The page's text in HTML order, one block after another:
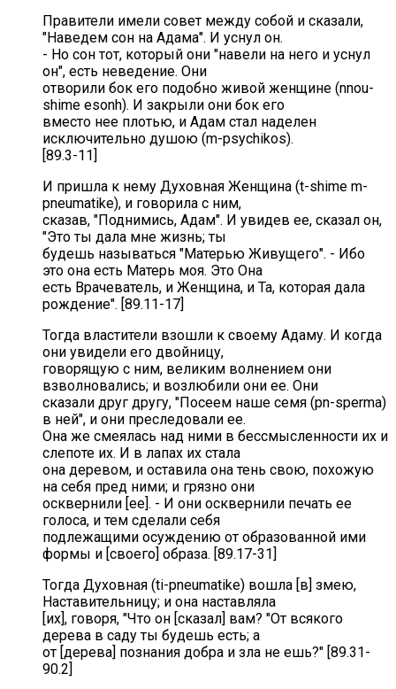
Правители имели совет между собой и сказали,
"Наведем сон на Адама". И уснул он.
- Но сон тот, который они "навели на него и уснул
он", есть неведение. Они
отворили бок его подобно живой женщине (nnou-
shime esonh). И закрыли они бок его
вместо нее плотью, и Адам стал наделен
исключительно душою (m-psychikos).
[89.3-11]
И пришла к нему Духовная Женщина (t-shime m-
pneumatike), и говорила с ним,
сказав, "Поднимись, Адам". И увидев ее, сказал он,
"Это ты дала мне жизнь; ты
будешь называться "Матерью Живущего". - Ибо
это она есть Матерь моя. Это Она
есть Врачеватель, и Женщина, и Та, которая дала
рождение". [89.11-17]
Тогда властители взошли к своему Адаму. И когда
они увидели его двойницу,
говорящую с ним, великим волнением они
взволновались; и возлюбили они ее. Они
сказали друг другу, "Посеем наше семя (pn-sperma)
в ней", и они преследовали ее.
Она же смеялась над ними в бессмысленности их и
слепоте их. И в лапах их стала
она деревом, и оставила она тень свою, похожую
на себя пред ними; и грязно они
осквернили [ее]. - И они осквернили печать ее
голоса, и тем сделали себя
подлежащими осуждению от образованной ими
формы и [своего] образа. [89.17-31]
Тогда Духовная (ti-pneumatike) вошла [в] змею,
Наставительницу; и она наставляла
[их], говоря, "Что он [сказал] вам? "От всякого
дерева в саду ты будешь есть; а
от [дерева] познания добра и зла не ешь?" [89.31-
90.2]